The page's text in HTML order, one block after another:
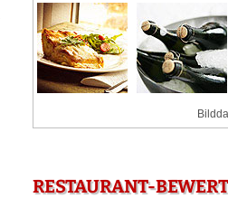
RESTAURANT-